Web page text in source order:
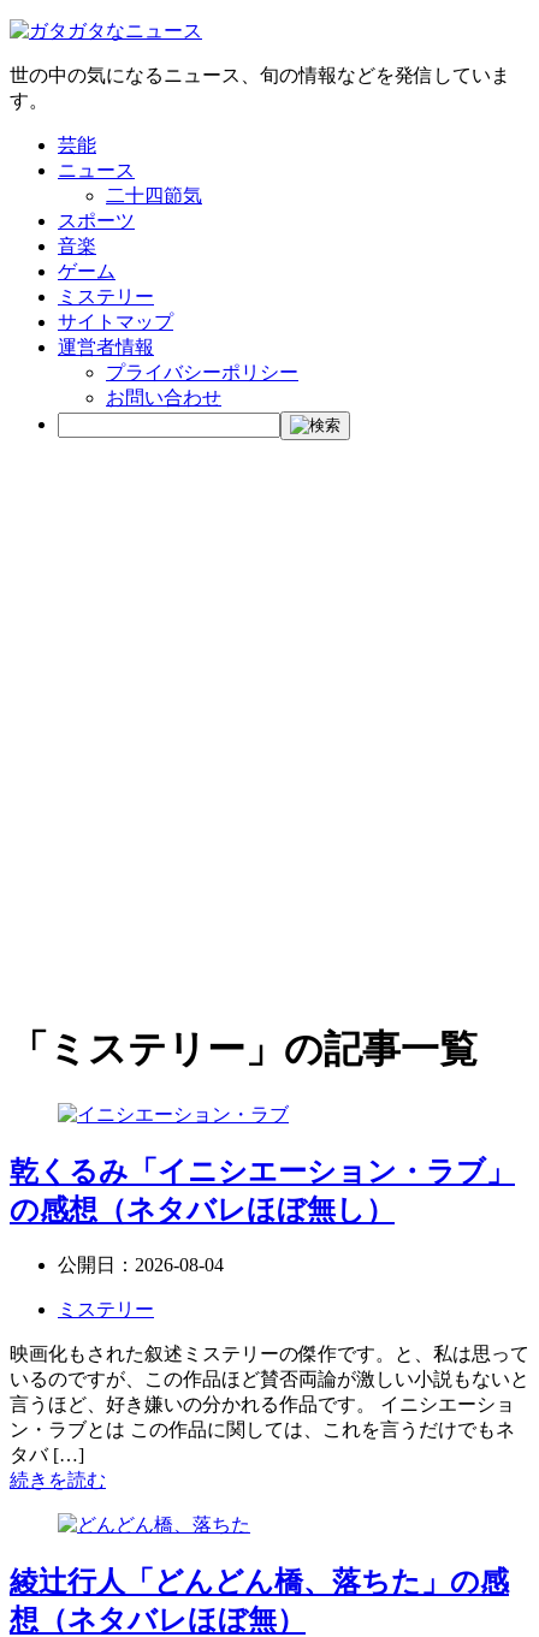
世の中の気になるニュース、旬の情報などを発信していま
す。
芸能
ニュース
二十四節気
スポーツ
音楽
ゲーム
ミステリー
サイトマップ
運営者情報
プライバシーポリシー
お問い合わせ
「ミステリー」の記事一覧
乾くるみ「イニシエーション・ラブ」
の感想（ネタバレほぼ無し）
公開日： 2026-08-04
ミステリー
映画化もされた叙述ミステリーの傑作です。と、私は思って
いるのですが、この作品ほど賛否両論が激しい小説もないと
言うほど、好き嫌いの分かれる作品です。 イニシエーショ
ン・ラブとは この作品に関しては、これを言うだけでもネ
タバ […]
続きを読む
綾辻行人「どんどん橋、落ちた」の感
想（ネタバレほぼ無）